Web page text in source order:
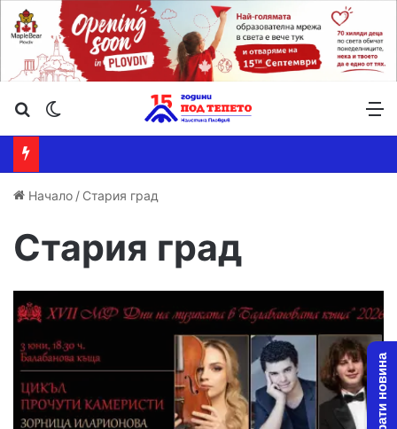
Търсене ...
Начало / Стария град
Стария град
Изпрати новина